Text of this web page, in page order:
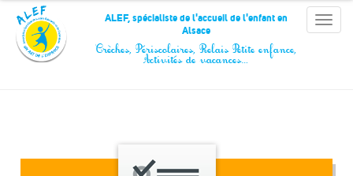
Panneau de gestion des cookies
Toggle
ALEF, spécialiste de l'accueil de l'enfant en
Alsace
Crèches, Périscolaires, Relais Petite enfance,
Activités de vacances…